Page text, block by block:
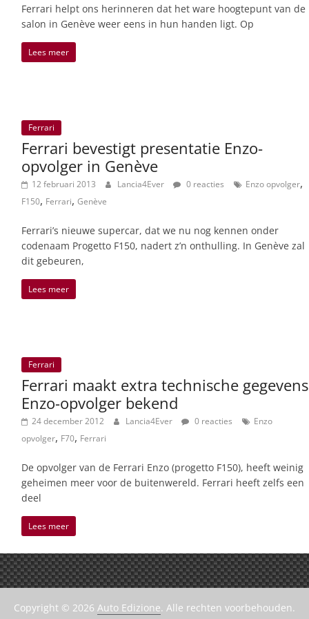
Ferrari helpt ons herinneren dat het ware hoogtepunt van de
salon in Genève weer eens in hun handen ligt. Op
Lees meer
Ferrari
Ferrari bevestigt presentatie Enzo-
opvolger in Genève
12 februari 2013 Lancia4Ever 0 reacties Enzo opvolger,
F150, Ferrari, Genève
Ferrari’s nieuwe supercar, dat we nu nog kennen onder
codenaam Progetto F150, nadert z’n onthulling. In Genève zal
dit gebeuren,
Lees meer
Ferrari
Ferrari maakt extra technische gegevens
Enzo-opvolger bekend
24 december 2012 Lancia4Ever 0 reacties
Enzo
opvolger, F70, Ferrari
De opvolger van de Ferrari Enzo (progetto F150), heeft weinig
geheimen meer voor de buitenwereld. Ferrari heeft zelfs een
deel
Lees meer
Copyright © 2026 Auto Edizione. Alle rechten voorbehouden.